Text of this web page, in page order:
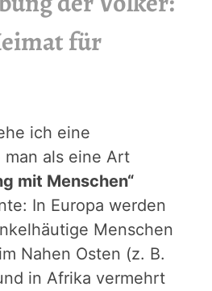
für
ich eine
als eine Art
mit Menschen“
In Europa werden
Menschen
Nahen Osten (z. B.
in Afrika vermehrt